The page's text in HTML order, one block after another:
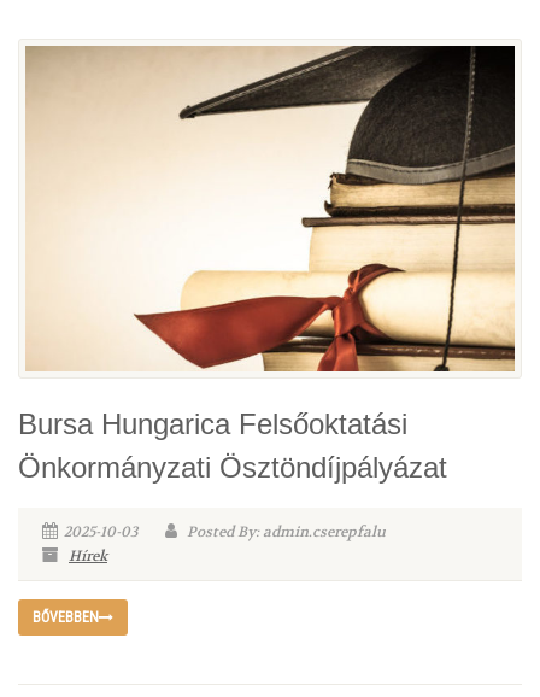
Bursa Hungarica Felsőoktatási
Önkormányzati Ösztöndíjpályázat
2025-10-03
Posted By: admin.cserepfalu
Hírek
BŐVEBBEN